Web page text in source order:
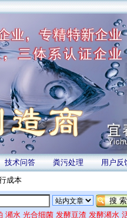
技术问答 粪污处理 用户反
成本
潲水 光合细菌 发酵豆渣 发酵潲水